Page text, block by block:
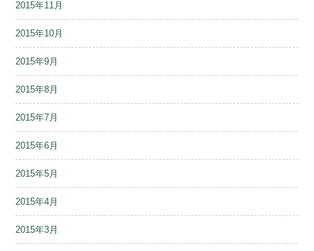
2015年11月
2015年10月
2015年9月
2015年8月
2015年7月
2015年6月
2015年5月
2015年4月
2015年3月